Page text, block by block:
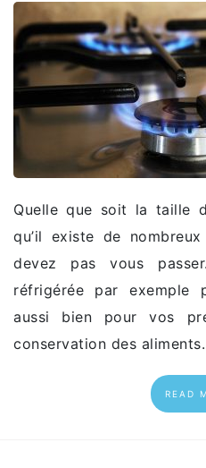
Quelle que soit la taille
qu’il existe de
devez pas vous
réfrigérée par exemple
aussi bien pour vos
conservation des
READ